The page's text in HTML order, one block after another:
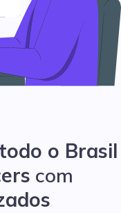
o Brasil
com